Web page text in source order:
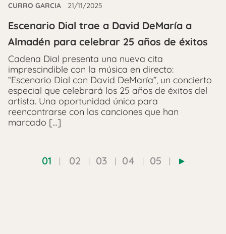
CURRO GARCIA 21/11/2025
Escenario Dial trae a David DeMaría a
Almadén para celebrar 25 años de éxitos
Cadena Dial presenta una nueva cita
imprescindible con la música en directo:
“Escenario Dial con David DeMaría”, un concierto
especial que celebrará los 25 años de éxitos del
artista. Una oportunidad única para
reencontrarse con las canciones que han
marcado […]
01 02 03 04 05